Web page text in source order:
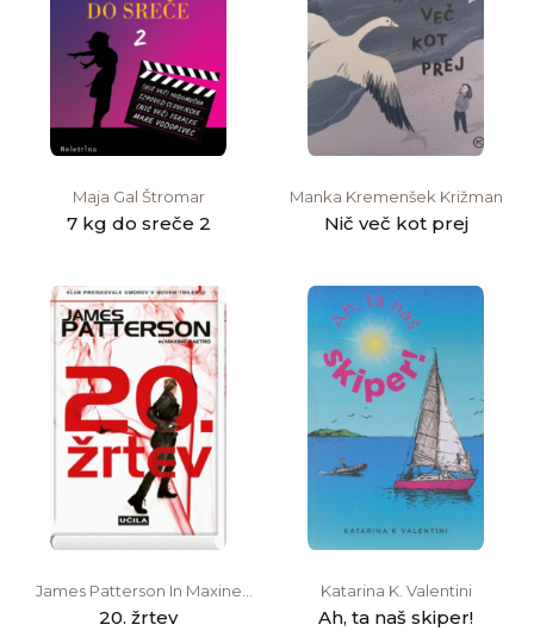
Maja Gal Štromar
7 kg do sreče 2
Manka Kremenšek Križman
Nič več kot prej
James Patterson In Maxine
Paetro
20. žrtev
Katarina K. Valentini
Ah, ta naš skiper!